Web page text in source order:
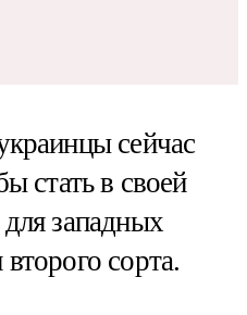
сейчас
стать в своей
западных
сорта.